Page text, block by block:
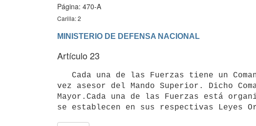
Página: 470-A
Carilla: 2
MINISTERIO DE DEFENSA NACIONAL
Artículo 23
vez asesor del Mando Superior. Dicho
Mayor.Cada una de las Fuerzas está